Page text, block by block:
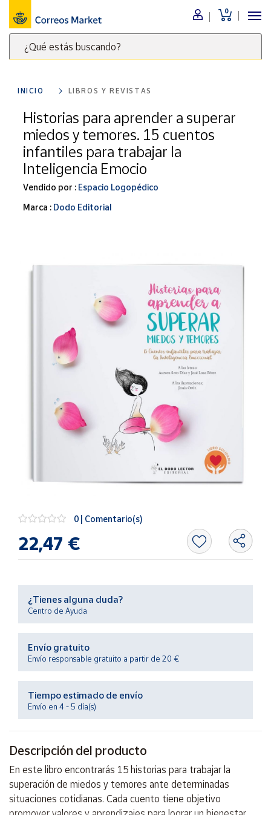
0
¿Qué estás buscando?
clave
para
buscar
productos
Correos
Market
Menú
Nuestro
catálogo
Alimentación
Bebidas
Ocio y cultura
Juguetes y
juegos
Libros y
Para Canarias,
Ceuta y Melilla
Las
Market
Productos
Solidarios
Ayuda
Centro
de ayuda
Contacto
Vendedores
Mapa de
vendedores
Hazte
vendedor
Área
vendedor
INICIO LIBROS Y REVISTAS
Historias para aprender a superar
miedos y temores. 15 cuentos
infantiles para trabajar la
Inteligencia Emocio
Vendido por : Espacio Logopédico
Marca : Dodo Editorial
0 | Comentario(s)
22,47 €
¿Tienes alguna duda?
Centro de Ayuda
Envío gratuito
Envío responsable gratuito a partir de 20 €
Tiempo estimado de envío
Envío en 4 - 5 día(s)
Descripción del producto
En este libro encontrarás 15 historias para trabajar la
superación de miedos y temores ante determinadas
situaciones cotidianas. Cada cuento tiene objetivo